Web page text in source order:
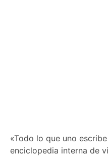
«Todo lo que uno
enciclopedia interna de